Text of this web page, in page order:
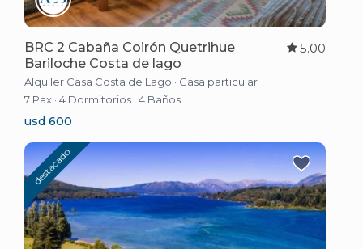
BRC 2 Cabaña Coirón Quetrihue
Bariloche Costa de lago
5.00
Alquiler Casa Costa de Lago · Casa particular
7 Pax · 4 Dormitorios · 4 Baños
usd 600
destacado